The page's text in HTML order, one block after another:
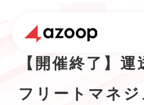
【開催終了】
フリートマネ